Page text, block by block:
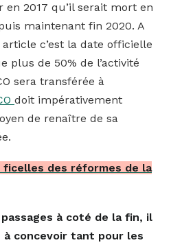
en 2017 qu’il serait mort en
maintenant fin 2020. A
c’est la date officielle
plus de 50% de l’activité
sera transférée à
doit impérativement
de renaître de sa
des réformes de la
à coté de la fin, il
concevoir tant pour les